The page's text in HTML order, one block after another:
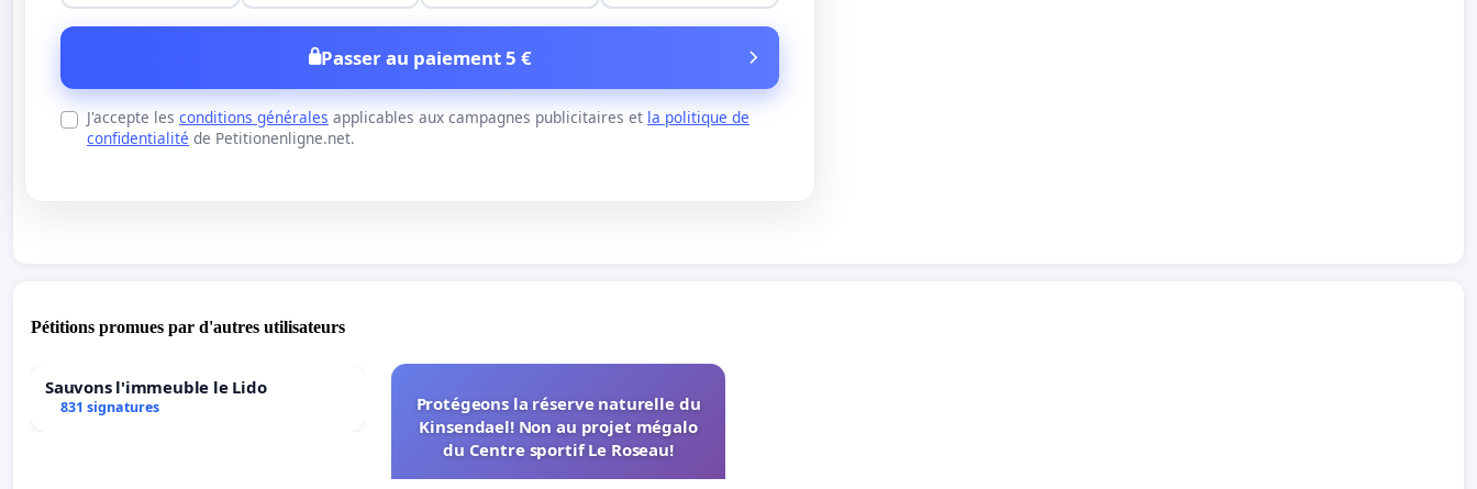
Passer au paiement 5 €
J'accepte les conditions générales applicables aux campagnes publicitaires et la politique de
confidentialité de Petitionenligne.net.
Pétitions promues par d'autres utilisateurs
Sauvons l'immeuble le Lido
831 signatures
Protégeons la réserve naturelle du
Kinsendael! Non au projet mégalo
du Centre sportif Le Roseau!